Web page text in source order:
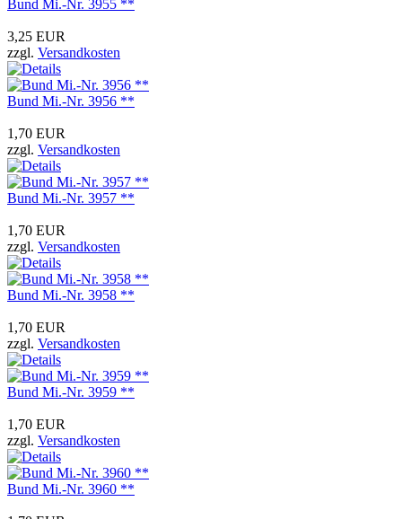
Bund Mi.-Nr. 3955 **
3,25 EUR
zzgl. Versandkosten
Bund Mi.-Nr. 3956 **
1,70 EUR
zzgl. Versandkosten
Bund Mi.-Nr. 3957 **
1,70 EUR
zzgl. Versandkosten
Bund Mi.-Nr. 3958 **
1,70 EUR
zzgl. Versandkosten
Bund Mi.-Nr. 3959 **
1,70 EUR
zzgl. Versandkosten
Bund Mi.-Nr. 3960 **